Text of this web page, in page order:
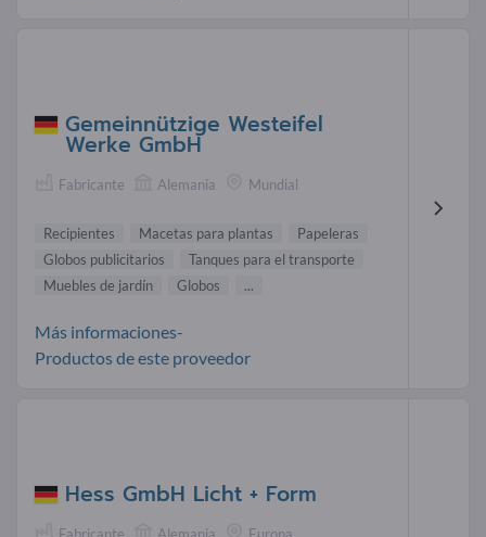
Gemeinnützige Westeifel
Werke GmbH
Fabricante Alemania Mundial
Recipientes Macetas para plantas
Papeleras
Globos publicitarios
Tanques para el transporte
Muebles de jardín
Globos ...
Más informaciones-
Productos de este proveedor
Hess GmbH Licht + Form